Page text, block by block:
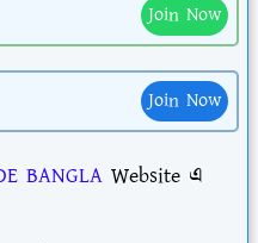
Join Now
Join Now
BANGLA Website এ